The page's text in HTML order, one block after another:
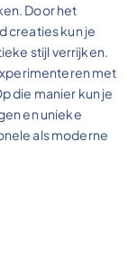
Door het
creaties kun je
stijl verrijken.
met
die manier kun je
en unieke
als moderne